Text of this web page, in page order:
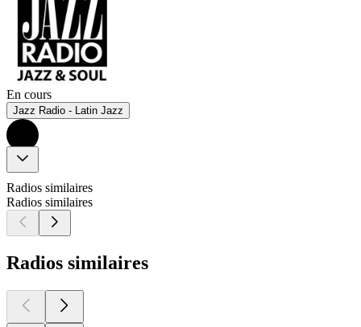
En cours
Jazz Radio - Latin Jazz
Radios similaires
Radios similaires
Radios similaires